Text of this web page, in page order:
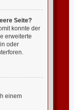
Seite?
konnte der
erweiterte
oder
einem